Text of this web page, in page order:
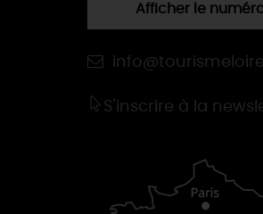
Afficher le
S'inscrire à la